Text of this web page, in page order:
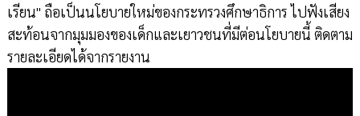
เรียน" ถือเป็นนโยบายใหม่ของกระทรวงศึกษาธิการ ไปฟังเสียง
สะท้อนจากมุมมองของเด็กและเยาวชนที่มีต่อนโยบายนี้ ติดตาม
รายละเอียดได้จากรายงาน